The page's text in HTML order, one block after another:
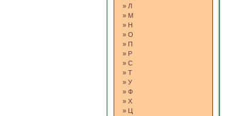
» Л
» М
» Н
» О
» П
» Р
» С
» Т
» У
» Ф
» Х
»